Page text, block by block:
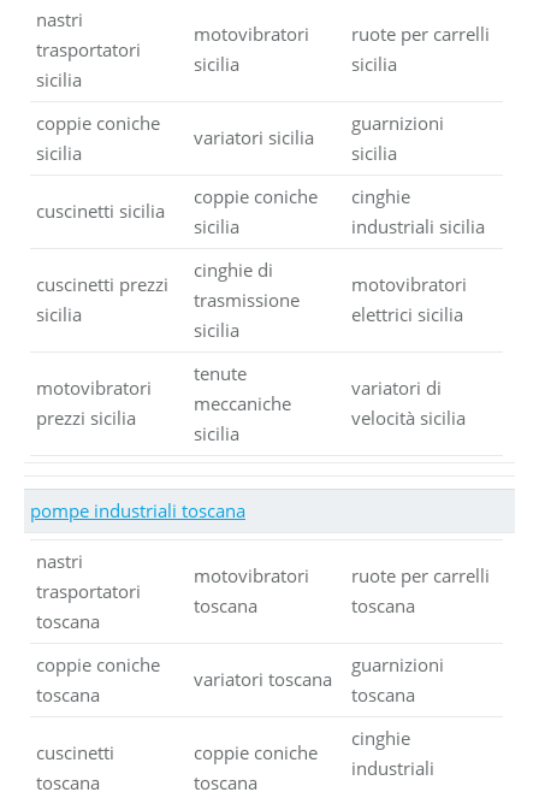
nastri
trasportatori
sicilia
motovibratori
sicilia
ruote per carrelli
sicilia
coppie coniche
sicilia
variatori sicilia
guarnizioni
sicilia
cuscinetti sicilia
coppie coniche
sicilia
cinghie
industriali sicilia
cuscinetti prezzi
sicilia
cinghie di
trasmissione
sicilia
motovibratori
elettrici sicilia
motovibratori
prezzi sicilia
tenute
meccaniche
sicilia
variatori di
velocità sicilia
pompe industriali toscana
nastri
trasportatori
toscana
motovibratori
toscana
ruote per carrelli
toscana
coppie coniche
toscana
variatori toscana
guarnizioni
toscana
cuscinetti
toscana
coppie coniche
toscana
cinghie
industriali